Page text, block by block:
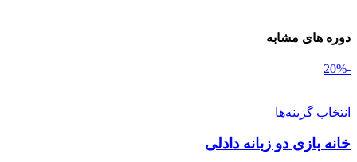
های مشابه
گزینه‌ها
بازی دو زبانه دادلی